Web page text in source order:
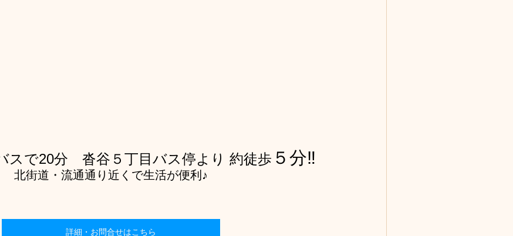
スで20分　沓谷５丁目バス停より 約徒歩 ５分‼
北街道・流通通り近くで生活が便利♪
詳細・お問合せはこちら